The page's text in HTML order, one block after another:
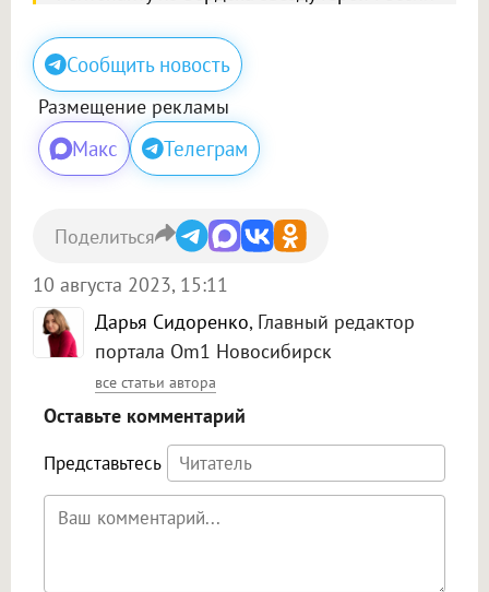
Сообщить новость
Размещение рекламы
Макс Телеграм
Дарья Сидоренко, Главный редактор
портала Om1 Новосибирск
все статьи автора
10 августа 2023, 15:11
Поделиться
Оставьте комментарий
Представьтесь